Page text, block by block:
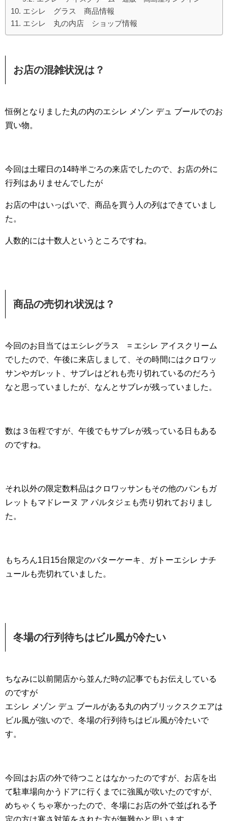
エシレ グラス 商品情報
エシレ 丸の内店 ショップ情報
お店の混雑状況は？
恒例となりました丸の内のエシレ メゾン デュ ブールでのお
買い物。
今回は土曜日の14時半ごろの来店でしたので、お店の外に
行列はありませんでしたが
お店の中はいっぱいで、商品を買う人の列はできていまし
た。
人数的には十数人というところですね。
商品の売切れ状況は？
今回のお目当てはエシレグラス = エシレ アイスクリーム
でしたので、午後に来店しまして、その時間にはクロワッ
サンやガレット、サブレはどれも売り切れているのだろう
なと思っていましたが、なんとサブレが残っていました。
数は３缶程ですが、午後でもサブレが残っている日もある
のですね。
それ以外の限定数料品はクロワッサンもその他のパンもガ
レットもマドレーヌ ア パルタジェも売り切れておりまし
た。
もちろん1日15台限定のバターケーキ、ガトーエシレ ナチ
ュールも売切れていました。
冬場の行列待ちはビル風が冷たい
ちなみに以前開店から並んだ時の記事でもお伝えしている
のですが
エシレ メゾン デュ ブールがある丸の内ブリックスクエアは
ビル風が強いので、冬場の行列待ちはビル風が冷たいで
す。
今回はお店の外で待つことはなかったのですが、お店を出
て駐車場向かうドアに行くまでに強風が吹いたのですが、
めちゃくちゃ寒かったので、冬場にお店の外で並ばれる予
定の方は寒さ対策をされた方が無難かと思います。